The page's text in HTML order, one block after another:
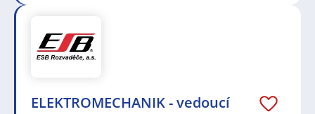
ELEKTROMECHANIK - vedoucí